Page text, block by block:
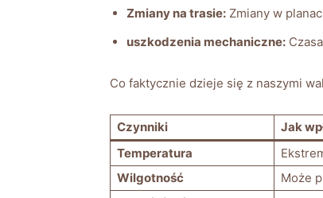
Zmiany na ​trasie: Zmiany w
uszkodzenia mechaniczne:
Co faktycznie dzieje‌ się z naszymi
Czynniki
Jak
Temperatura
Wilgotność
Może